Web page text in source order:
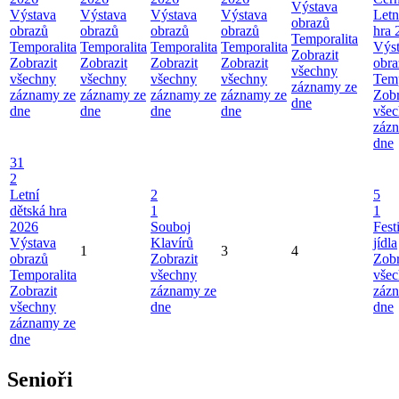
Výstava
obrazů
Temporalita
Zobrazit
všechny
záznamy ze
dne
Výstava
obrazů
Temporalita
Zobrazit
všechny
záznamy ze
dne
Výstava
obrazů
Temporalita
Zobrazit
všechny
záznamy ze
dne
Výstava
obrazů
Temporalita
Zobrazit
všechny
záznamy ze
dne
Výstava
obrazů
Temporalita
Zobrazit
všechny
záznamy ze
dne
hra
dne
31
2
Letní
dětská hra
2026
Výstava
obrazů
Temporalita
Zobrazit
všechny
záznamy ze
dne
1
2
1
Souboj
Klavírů
Zobrazit
všechny
záznamy ze
dne
3 4
5
1
jídla
dne
Senioři